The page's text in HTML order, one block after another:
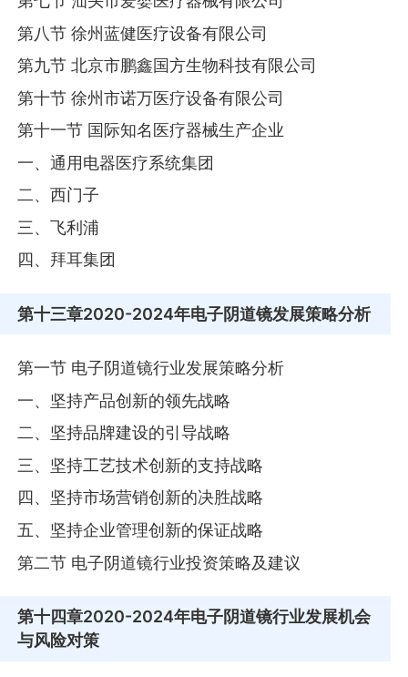
第八节 徐州蓝健医疗设备有限公司
第九节 北京市鹏鑫国方生物科技有限公司
第十节 徐州市诺万医疗设备有限公司
第十一节 国际知名医疗器械生产企业
一、通用电器医疗系统集团
二、西门子
三、飞利浦
四、拜耳集团
第十三章2020-2024年电子阴道镜发展策略分析
第一节 电子阴道镜行业发展策略分析
一、坚持产品创新的领先战略
二、坚持品牌建设的引导战略
三、坚持工艺技术创新的支持战略
四、坚持市场营销创新的决胜战略
五、坚持企业管理创新的保证战略
第二节 电子阴道镜行业投资策略及建议
第十四章2020-2024年电子阴道镜行业发展机会
与风险对策